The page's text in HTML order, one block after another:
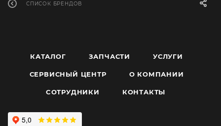
СПИСОК БРЕНДОВ
КАТАЛОГ ЗАПЧАСТИ УСЛУГИ
СЕРВИСНЫЙ ЦЕНТР О КОМПАНИИ
CОТРУДНИКИ КОНТАКТЫ